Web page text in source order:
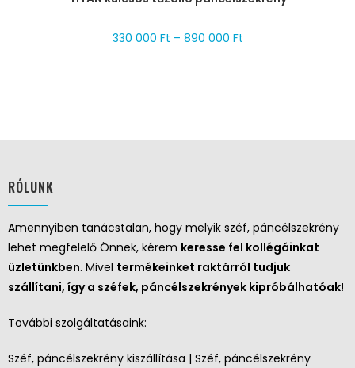
330 000 Ft – 890 000 Ft
RÓLUNK
Amennyiben tanácstalan, hogy melyik széf, páncélszekrény
lehet megfelelő Önnek, kérem keresse fel kollégáinkat
üzletünkben. Mivel termékeinket raktárról tudjuk
szállítani, így a széfek, páncélszekrények kipróbálhatóak!
További szolgáltatásaink:
Széf, páncélszekrény kiszállítása | Széf, páncélszekrény